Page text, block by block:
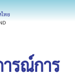
ทย
รณ์การ